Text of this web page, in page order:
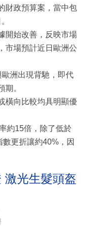
財政預算案，當中包
開始改善，反映市場
市場預計近日歐洲公
洲出現背馳，即代
期。
橫向比較均具明顯優
約15倍，除了低於
更折讓約40%，因
激光生髮頭盔